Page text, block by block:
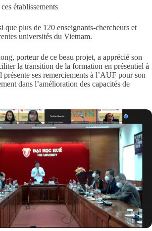
établissements
que plus de 120 enseignants-chercheurs et
universités du Vietnam.
porteur de ce beau projet, a apprécié son
la transition de la formation en présentiel à
ses remerciements à l’AUF pour son
dans l’amélioration des capacités de